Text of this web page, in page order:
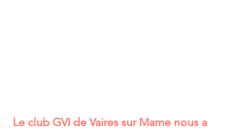
Le club GVI de Vaires sur Marne nous a